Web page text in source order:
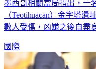
墨西哥相關當局指出，一
（Teotihuacan）金字塔
數人受傷，凶嫌之後自盡
國際